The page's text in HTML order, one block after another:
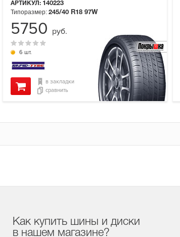
АРТИКУЛ: 140223
6 шт.
Типоразмер: 245/40 R18 97W
в закладки
сравнить
5750 руб.
Как купить шины и диски
в нашем магазине?